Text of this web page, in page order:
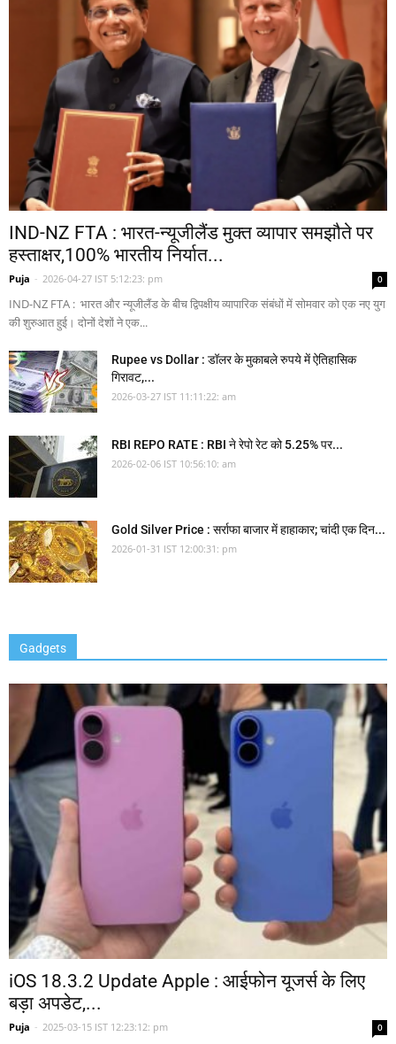
IND-NZ FTA : भारत-न्यूजीलैंड मुक्त व्यापार समझौते पर
हस्ताक्षर,100% भारतीय निर्यात...
Puja - 2026-04-27 IST 5:12:23: pm 0
IND-NZ FTA : भारत और न्यूजीलैंड के बीच द्विपक्षीय व्यापारिक संबंधों में सोमवार को एक नए युग
की शुरुआत हुई। दोनों देशों ने एक...
Rupee vs Dollar : डॉलर के मुकाबले रुपये में ऐतिहासिक
गिरावट,...
2026-03-27 IST 11:11:22: am
RBI REPO RATE : RBI ने रेपो रेट को 5.25% पर...
2026-02-06 IST 10:56:10: am
Gold Silver Price : सर्राफा बाजार में हाहाकार; चांदी एक दिन...
2026-01-31 IST 12:00:31: pm
Gadgets
iOS 18.3.2 Update Apple : आईफोन यूजर्स के लिए
बड़ा अपडेट,...
Puja - 2025-03-15 IST 12:23:12: pm 0